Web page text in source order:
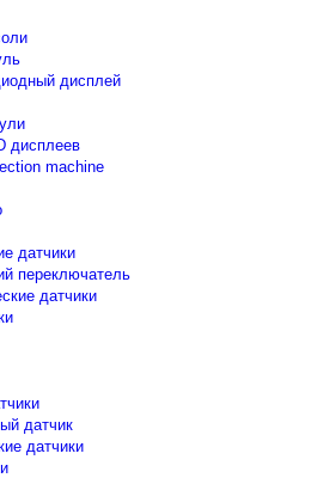
дисплей
дисплеев
machine
датчики
переключатель
датчики
датчик
датчики